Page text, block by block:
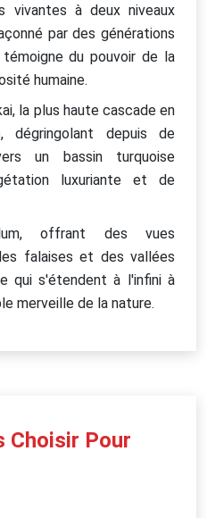
vivantes à deux niveaux
par des générations
du pouvoir de la
humaine.
la plus haute cascade en
dégringolant depuis de
un bassin turquoise
luxuriante et de
offrant des vues
falaises et des vallées
qui s'étendent à l'infini à
merveille de la nature.
Choisir Pour